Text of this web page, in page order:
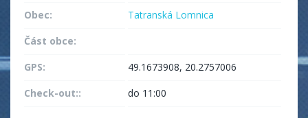
Obec:
Tatranská Lomnica
Část obce:
GPS:
49.1673908, 20.2757006
Check-out::
do 11:00